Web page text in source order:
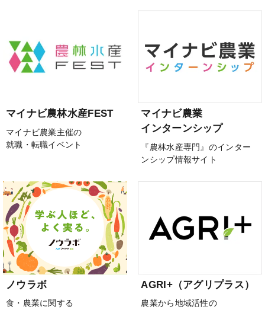
マイナビ農林水産FEST
マイナビ農業主催の
就職・転職イベント
マイナビ農業
インターンシップ
『農林水産専門』のインター
ンシップ情報サイト
ノウラボ
食・農業に関する
AGRI+（アグリプラス）
農業から地域活性の